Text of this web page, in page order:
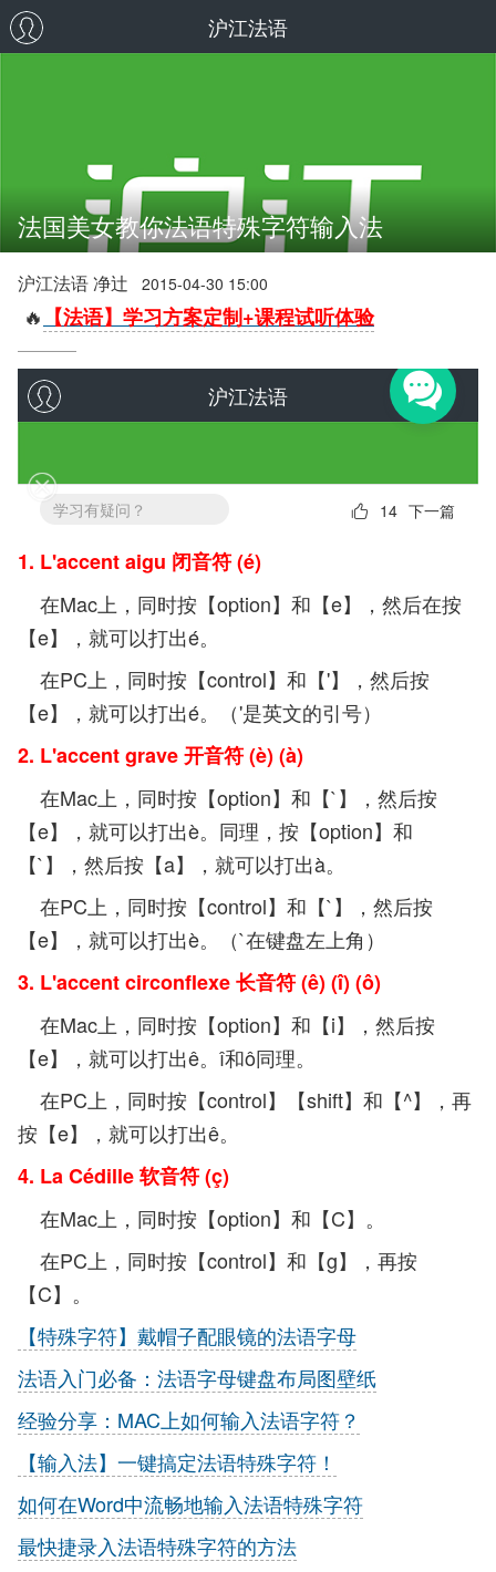
沪江法语
法国美女教你法语特殊字符输入法
沪江法语 净辻 2015-04-30 15:00
🔥 【法语】学习方案定制+课程试听体验
1. L'accent aigu 闭音符 (é)
在Mac上，同时按【option】和【e】，然后在按
【e】，就可以打出é。
在PC上，同时按【control】和【'】，然后按
【e】，就可以打出é。（'是英文的引号）
2. L'accent grave 开音符 (è) (à)
在Mac上，同时按【option】和【`】，然后按
【e】，就可以打出è。同理，按【option】和
【`】，然后按【a】，就可以打出à。
在PC上，同时按【control】和【`】，然后按
【e】，就可以打出è。（`在键盘左上角）
3. L'accent circonflexe 长音符 (ê) (î) (ô)
在Mac上，同时按【option】和【i】，然后按
【e】，就可以打出ê。î和ô同理。
在PC上，同时按【control】【shift】和【^】，再
按【e】，就可以打出ê。
4. La Cédille 软音符 (ç)
在Mac上，同时按【option】和【C】。
在PC上，同时按【control】和【g】，再按
【C】。
【特殊字符】戴帽子配眼镜的法语字母
法语入门必备：法语字母键盘布局图壁纸
经验分享：MAC上如何输入法语字符？
【输入法】一键搞定法语特殊字符！
如何在Word中流畅地输入法语特殊字符
最快捷录入法语特殊字符的方法